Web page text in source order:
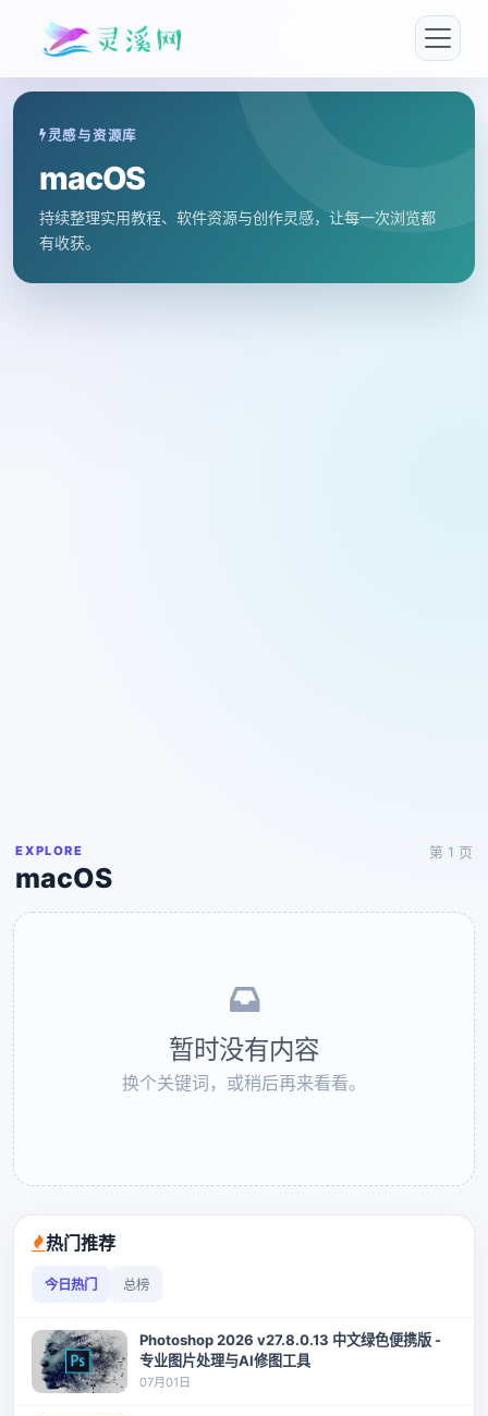
灵感与资源库
macOS
持续整理实用教程、软件资源与创作灵感，让每一次浏览都
有收获。
EXPLORE
macOS
第 1 页
暂时没有内容
换个关键词，或稍后再来看看。
热门推荐
今日热门 总榜
Photoshop 2026 v27.8.0.13 中文绿色便携版 -
专业图片处理与AI修图工具
07月01日